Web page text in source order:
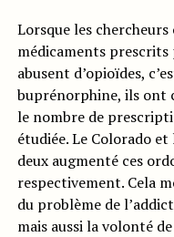
Lorsque les
médicaments prescrits
abusent d’opioïdes,
buprénorphine, ils ont
le nombre de
étudiée. Le Colorado
deux augmenté ces
respectivement. Cela
du problème de
mais aussi la volonté